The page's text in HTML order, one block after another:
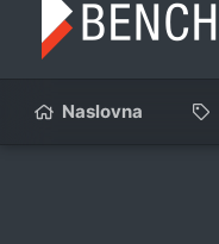
Naslovna